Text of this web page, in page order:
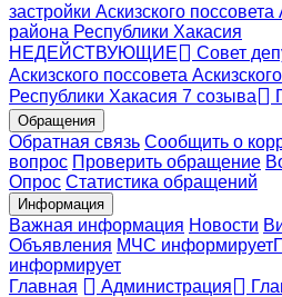
застройки Аскизского поссовета
района Республики Хакасия
НЕДЕЙСТВУЮЩИЕ
Совет
Аскизского поссовета
Республики Хакасия 7 созыва
Обращения
Обратная связь Сообщить о
вопрос Проверить обращение
Опрос Статистика обращений
Информация
Важная информация Новости
Объявления МЧС информирует
информирует
Главная
Администрация